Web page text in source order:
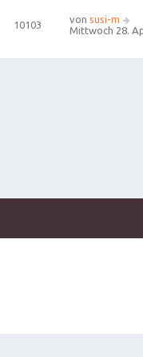
10103 von susi-m
Mittwoch 28.